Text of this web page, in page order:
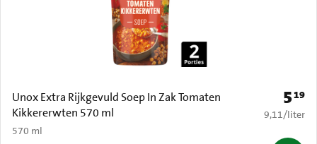
Unox Extra Rijkgevuld Soep In Zak Tomaten
Kikkererwten 570 ml
570 ml
Prijs:
519
€ 9,11 per
9,11/liter